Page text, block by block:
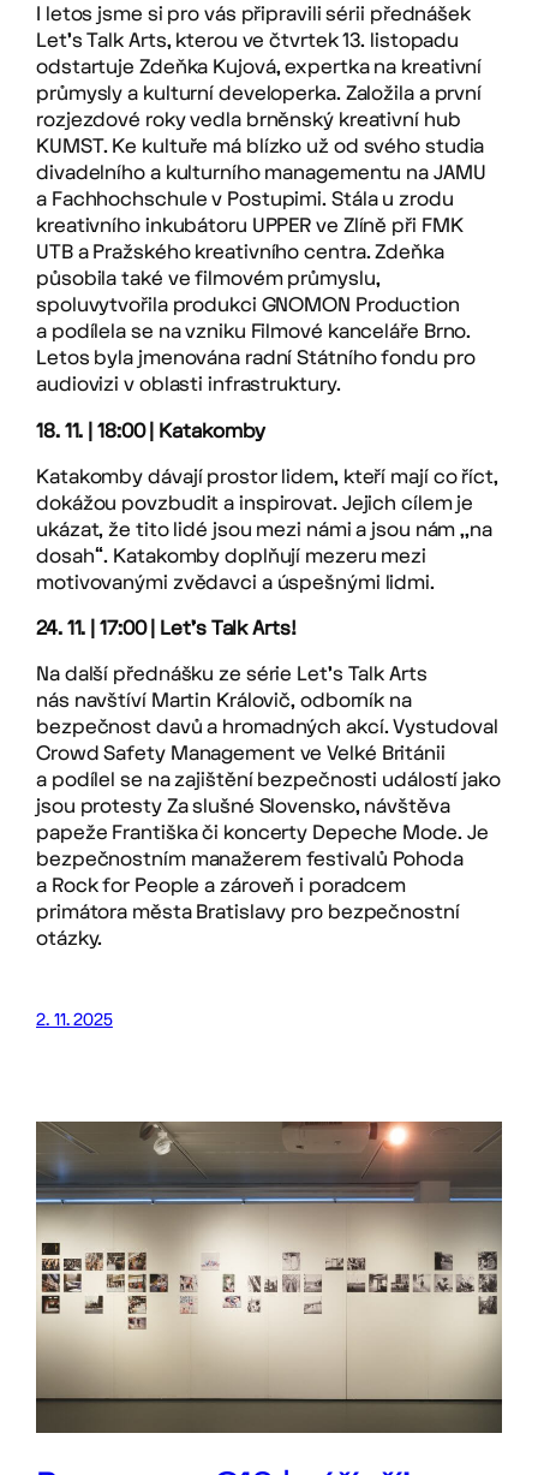
I letos jsme si pro vás připravili sérii přednášek
Let’s Talk Arts, kterou ve čtvrtek 13. listopadu
odstartuje Zdeňka Kujová, expertka na kreativní
průmysly a kulturní developerka. Založila a první
rozjezdové roky vedla brněnský kreativní hub
KUMST. Ke kultuře má blízko už od svého studia
divadelního a kulturního managementu na JAMU
a Fachhochschule v Postupimi. Stála u zrodu
kreativního inkubátoru UPPER ve Zlíně při FMK
UTB a Pražského kreativního centra. Zdeňka
působila také ve filmovém průmyslu,
spoluvytvořila produkci GNOMON Production
a podílela se na vzniku Filmové kanceláře Brno.
Letos byla jmenována radní Státního fondu pro
audiovizi v oblasti infrastruktury.
18. 11. | 18:00 | Katakomby
Katakomby dávají prostor lidem, kteří mají co říct,
dokážou povzbudit a inspirovat. Jejich cílem je
ukázat, že tito lidé jsou mezi námi a jsou nám ,,na
dosah‘‘. Katakomby doplňují mezeru mezi
motivovanými zvědavci a úspešnými lidmi.
24. 11. | 17:00 | Let’s Talk Arts!
Na další přednášku ze série Let’s Talk Arts
nás navštíví Martin Královič, odborník na
bezpečnost davů a hromadných akcí. Vystudoval
Crowd Safety Management ve Velké Británii
a podílel se na zajištění bezpečnosti událostí jako
jsou protesty Za slušné Slovensko, návštěva
papeže Františka či koncerty Depeche Mode. Je
bezpečnostním manažerem festivalů Pohoda
a Rock for People a zároveň i poradcem
primátora města Bratislavy pro bezpečnostní
otázky.
2. 11. 2025